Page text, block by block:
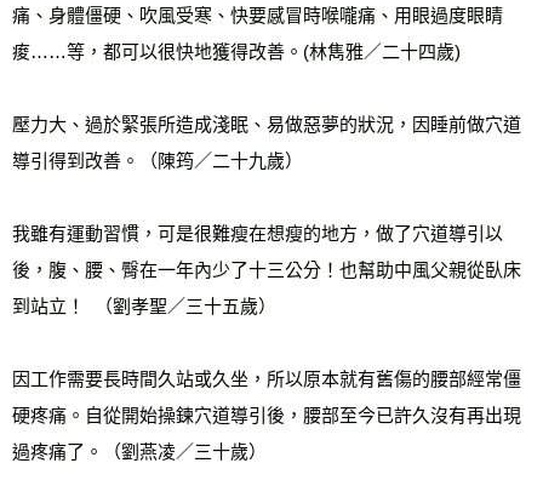
痛、身體僵硬、吹風受寒、快要感冒時喉嚨痛、用眼過度眼睛
痠……等，都可以很快地獲得改善。(林雋雅／二十四歲)
壓力大、過於緊張所造成淺眠、易做惡夢的狀況，因睡前做穴道
導引得到改善。（陳筠／二十九歲）
我雖有運動習慣，可是很難瘦在想瘦的地方，做了穴道導引以
後，腹、腰、臀在一年內少了十三公分！也幫助中風父親從臥床
到站立！  （劉孝聖／三十五歲）
因工作需要長時間久站或久坐，所以原本就有舊傷的腰部經常僵
硬疼痛。自從開始操鍊穴道導引後，腰部至今已許久沒有再出現
過疼痛了。（劉燕凌／三十歲）